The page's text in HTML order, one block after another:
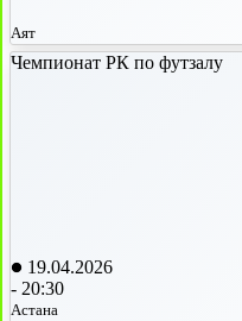
Аят
Чемпионат РК по футзалу
19.04.2026
- 20:30
Астана